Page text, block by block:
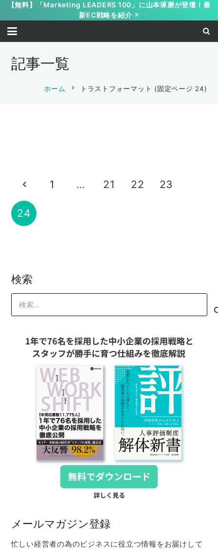
【無料】「Marketing LEADERS 100」に山本琢磨が登壇！最
新EC戦略を紹介
記事一覧
ホーム chevron_right トラストフォーマット (固定ページ 24)
山本 琢磨
1 … 21 22 23
24
検索
索:
メールマガジン登録
忙しい経営者の為のビジネスに役立つ情報をお届けして